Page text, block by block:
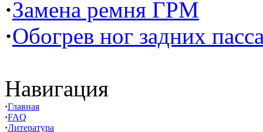
·Замена ремня ГРМ
·Обогрев ног задних
Навигация
·Главная
·FAQ
·Литература